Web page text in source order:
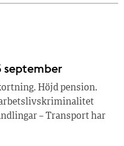
september
Höjd pension.
arbetslivskriminalitet
– Transport har